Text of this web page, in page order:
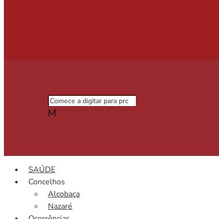
M
SAÚDE
Concelhos
Alcobaça
Nazaré